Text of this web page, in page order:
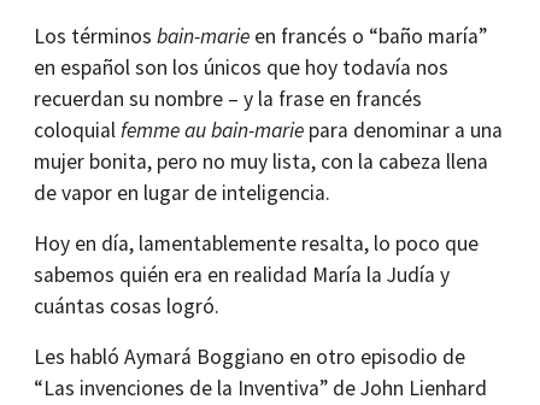
Los términos bain-marie en francés o “baño maría”
en español son los únicos que hoy todavía nos
recuerdan su nombre – y la frase en francés
coloquialfemme au bain-marie para denominar a una
mujer bonita, pero no muy lista, con la cabeza llena
de vapor en lugar de inteligencia.
Hoy en día, lamentablemente resalta, lo poco que
sabemos quién era en realidad María la Judía y
cuántas cosas logró.
Les habló Aymará Boggiano en otro episodio de
“Las invenciones de la Inventiva” de John Lienhard